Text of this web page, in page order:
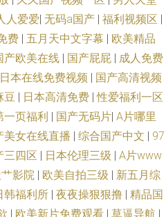
人爱爱| 无码a国产 | 福利视频区 |
费 | 五月天中文字幕 | 欧美精品
产欧美在线 | 国产屁屁 | 成人免费
日本在线免费视频 | 国产高清视频
豆 | 日本高清免费 |性爱福利一区
一页福利 | 国产无码片| A片哪里
美女在线直播 | 综合国产中文 | 97
三四区 | 日本伦理三级 | A片www
影院 | 欧美自拍三级 | 新五月综
韩福利所 | 夜夜操狠狠撸 | 精品国
| 欧美新片免费观看 | 草逼导航 |